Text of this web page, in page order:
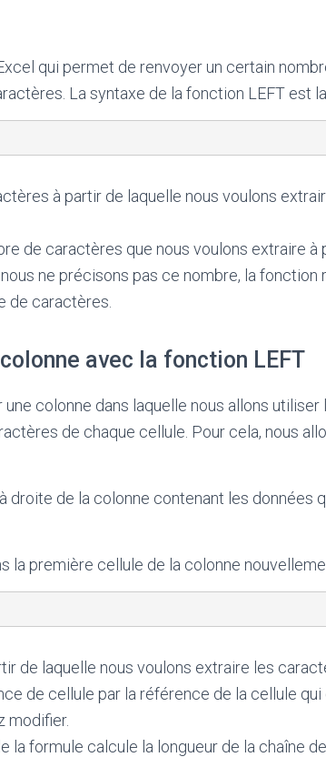
qui permet de renvoyer un certain
La syntaxe de la fonction LEFT est
à partir de laquelle nous voulons
de caractères que nous voulons extraire à
ne précisons pas ce nombre, la fonction
de caractères.
avec la fonction LEFT
colonne dans laquelle nous allons utiliser
de chaque cellule. Pour cela, nous
droite de la colonne contenant les données
la première cellule de la colonne
de laquelle nous voulons extraire les
de cellule par la référence de la cellule
modifier.
la formule calcule la longueur de la chaîne